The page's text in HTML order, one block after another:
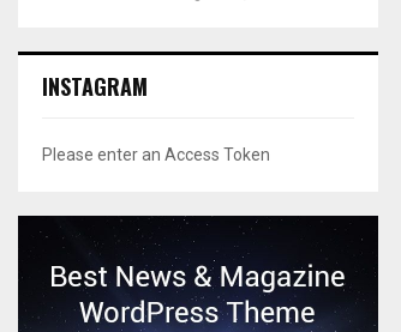
INSTAGRAM
Please enter an Access Token